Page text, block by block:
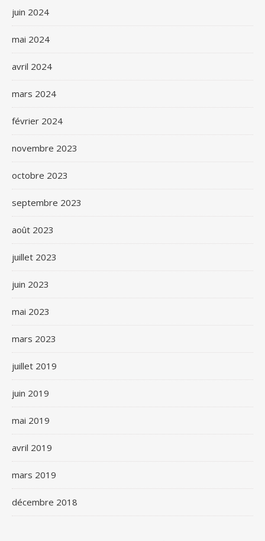
juin 2024
mai 2024
avril 2024
mars 2024
février 2024
novembre 2023
octobre 2023
septembre 2023
août 2023
juillet 2023
juin 2023
mai 2023
mars 2023
juillet 2019
juin 2019
mai 2019
avril 2019
mars 2019
décembre 2018